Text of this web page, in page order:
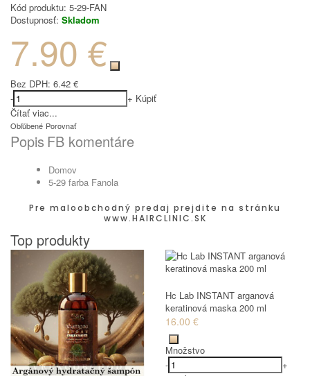
Kód produktu: 5-29-FAN
Dostupnosť: Skladom
7.90 €
Bez DPH: 6.42 €
-
+ Kúpiť
Čítať viac...
Obľúbené Porovnať
Popis FB komentáre
Domov
5-29 farba Fanola
Pre maloobchodný predaj prejdite na stránku
www.HAIRCLINIC.SK
Top produkty
Hc Lab INSTANT arganová
keratinová maska 200 ml
16.00 €
Množstvo
-
+